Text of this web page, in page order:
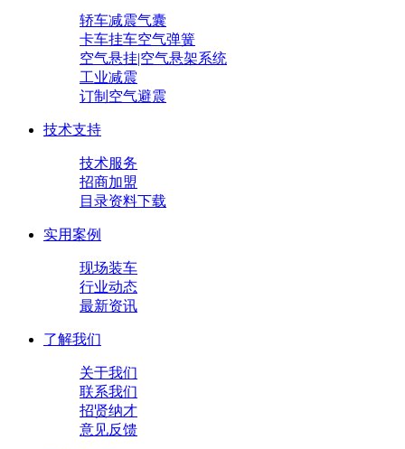
轿车减震气囊
卡车挂车空气弹簧
空气悬挂|空气悬架系统
工业减震
订制空气避震
技术支持
技术服务
招商加盟
目录资料下载
实用案例
现场装车
行业动态
最新资讯
了解我们
关于我们
联系我们
招贤纳才
意见反馈